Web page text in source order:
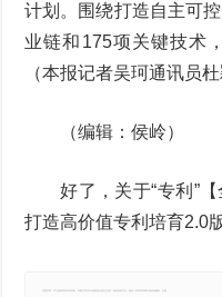
计划。围绕打造自主可
业链和175项关键技术
（本报记者吴珂通讯员杜
（编辑：侯岭）
好了，关于“专利”
打造高价值专利培育2.0